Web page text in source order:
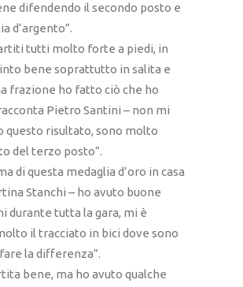
difendendo il secondo posto e
d’argento”.
tutti molto forte a piedi, in
bene soprattutto in salita e
frazione ho fatto ciò che ho
Pietro Santini – non mi
questo risultato, sono molto
del terzo posto”.
di questa medaglia d’oro in casa
Stanchi – ho avuto buone
durante tutta la gara, mi è
il tracciato in bici dove sono
la differenza”.
bene, ma ho avuto qualche